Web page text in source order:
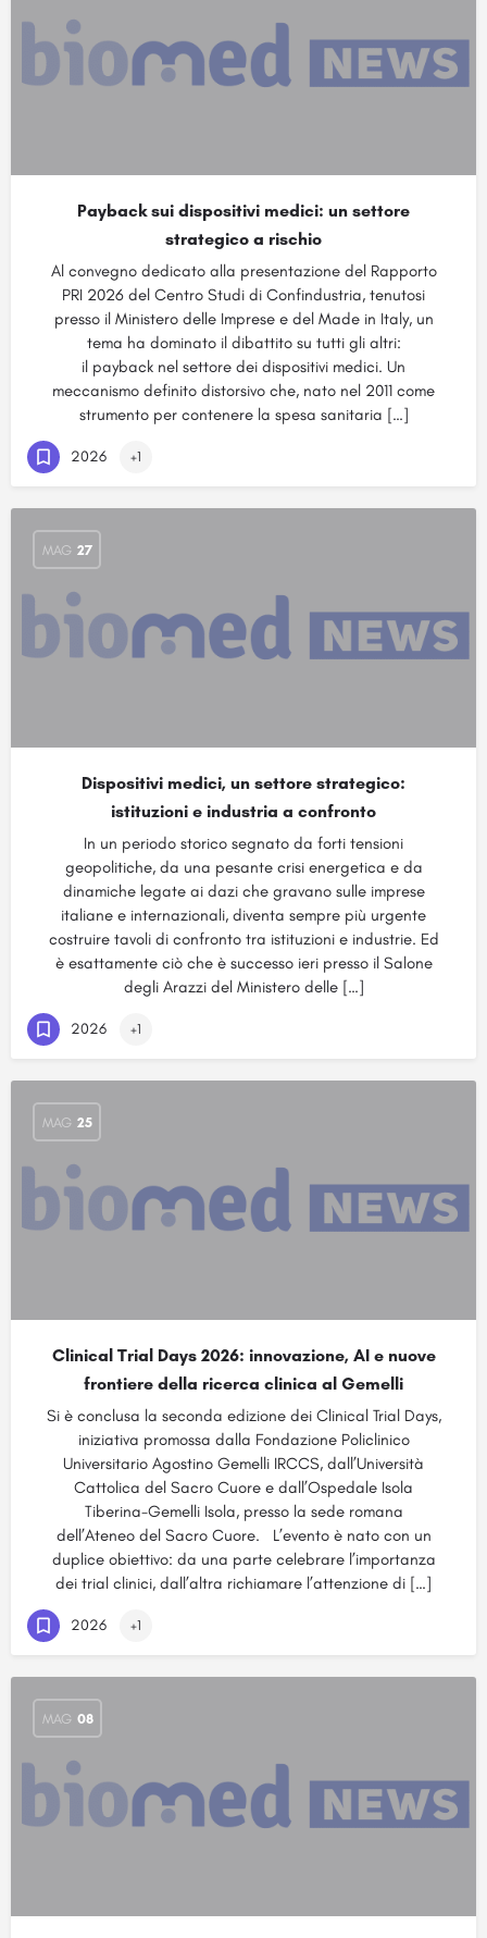
Payback sui dispositivi medici: un settore
strategico a rischio
Al convegno dedicato alla presentazione del Rapporto
PRI 2026 del Centro Studi di Confindustria, tenutosi
presso il Ministero delle Imprese e del Made in Italy, un
tema ha dominato il dibattito su tutti gli altri:
il payback nel settore dei dispositivi medici. Un
meccanismo definito distorsivo che, nato nel 2011 come
strumento per contenere la spesa sanitaria […]
2026 +1
MAG 27
Dispositivi medici, un settore strategico:
istituzioni e industria a confronto
In un periodo storico segnato da forti tensioni
geopolitiche, da una pesante crisi energetica e da
dinamiche legate ai dazi che gravano sulle imprese
italiane e internazionali, diventa sempre più urgente
costruire tavoli di confronto tra istituzioni e industrie. Ed
è esattamente ciò che è successo ieri presso il Salone
degli Arazzi del Ministero delle […]
2026 +1
MAG 25
Clinical Trial Days 2026: innovazione, AI e nuove
frontiere della ricerca clinica al Gemelli
Si è conclusa la seconda edizione dei Clinical Trial Days,
iniziativa promossa dalla Fondazione Policlinico
Universitario Agostino Gemelli IRCCS, dall’Università
Cattolica del Sacro Cuore e dall’Ospedale Isola
Tiberina-Gemelli Isola, presso la sede romana
dell’Ateneo del Sacro Cuore. L’evento è nato con un
duplice obiettivo: da una parte celebrare l’importanza
dei trial clinici, dall’altra richiamare l’attenzione di […]
2026 +1
MAG 08